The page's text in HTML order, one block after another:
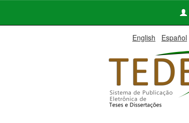
English Español